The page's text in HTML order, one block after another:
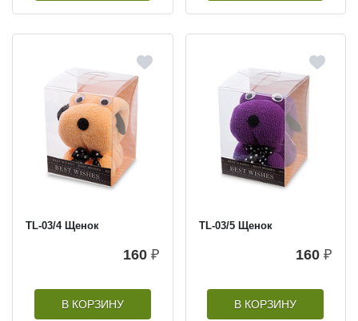
TL-03/4 Щенок
160 ₽
В КОРЗИНУ
TL-03/5 Щенок
160 ₽
В КОРЗИНУ